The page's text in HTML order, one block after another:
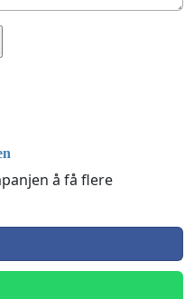
å få flere